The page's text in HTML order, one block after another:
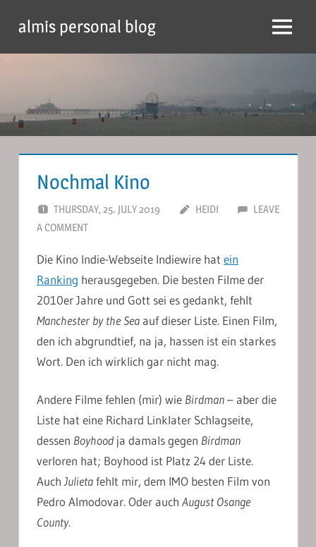
content
almis personal blog Menu
Nochmal Kino
THURSDAY, 25. JULY 2019 HEIDI
LEAVE
A COMMENT
Die Kino Indie-Webseite Indiewire hat ein
Ranking herausgegeben. Die besten Filme der
2010er Jahre und Gott sei es gedankt, fehlt
Manchester by the Seaauf dieser Liste. Einen Film,
den ich abgrundtief, na ja, hassen ist ein starkes
Wort. Den ich wirklich gar nicht mag.
Andere Filme fehlen (mir) wie Birdman– aber die
Liste hat eine Richard Linklater Schlagseite,
dessen Boyhood ja damals gegen Birdman
verloren hat; Boyhood ist Platz 24 der Liste.
AuchJulietafehlt mir, dem IMO besten Film von
Pedro Almodovar. Oder auch August Osange
County.